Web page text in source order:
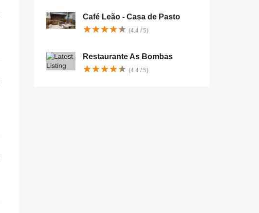
Café Leão - Casa de Pasto
★★★★★
★★★★★ (4.4 / 5)
Restaurante As Bombas
★★★★★
★★★★★ (4.4 / 5)